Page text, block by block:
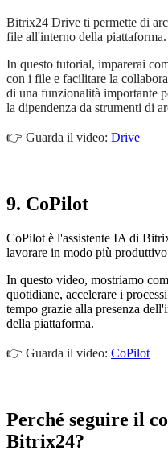
Bitrix24 Drive ti permette di
file all'interno della piattaforma.
In questo tutorial, imparerai
con i file e facilitare la
di una funzionalità importante
la dipendenza da strumenti di
👉 Guarda il video: Drive
9. CoPilot
CoPilot è l'assistente IA di
lavorare in modo più
In questo video, mostriamo
quotidiane, accelerare i
tempo grazie alla presenza
della piattaforma.
👉 Guarda il video: CoPilot
Perché seguire il
Bitrix24?